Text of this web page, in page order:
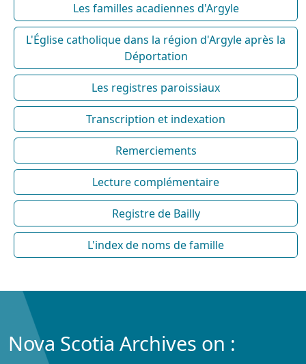
Les familles acadiennes d'Argyle
L'Église catholique dans la région d'Argyle après la
Déportation
Les registres paroissiaux
Transcription et indexation
Remerciements
Lecture complémentaire
Registre de Bailly
L'index de noms de famille
Nova Scotia Archives on :